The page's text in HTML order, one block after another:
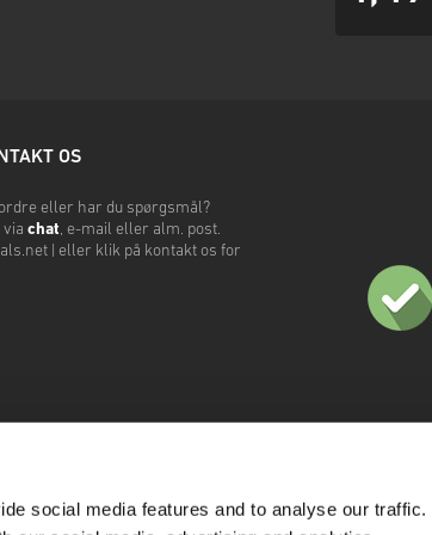
social media features and to analyse our traffic.
OS
eller har du spørgsmål?
chat, e-mail eller alm. post.
| eller klik på kontakt os for